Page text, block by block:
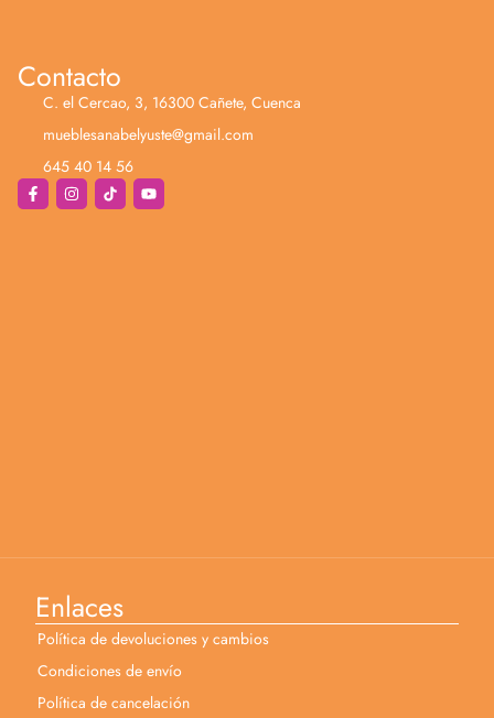
Contacto
C. el Cercao, 3, 16300 Cañete, Cuenca
mueblesanabelyuste@gmail.com
645 40 14 56
Enlaces
Política de devoluciones y cambios
Condiciones de envío
Política de cancelación